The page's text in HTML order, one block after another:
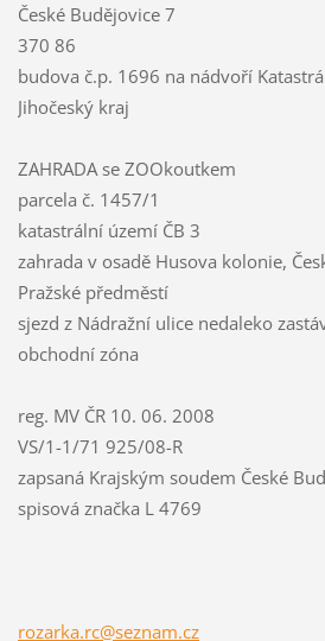
České Budějovice 7
370 86
budova č.p. 1696 na nádvoří
Jihočeský kraj
ZAHRADA se ZOOkoutkem
parcela č. 1457/1
katastrální území ČB 3
zahrada v osadě Husova kolonie,
Pražské předměstí
sjezd z Nádražní ulice nedaleko
obchodní zóna
reg. MV ČR 10. 06. 2008
VS/1-1/71 925/08-R
zapsaná Krajským soudem České
spisová značka L 4769
rozarka.rc@seznam.cz